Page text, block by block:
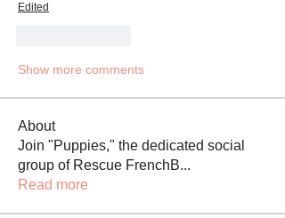
Edited
Show more comments
About
Join "Puppies," the dedicated social
group of Rescue FrenchB...
Read more